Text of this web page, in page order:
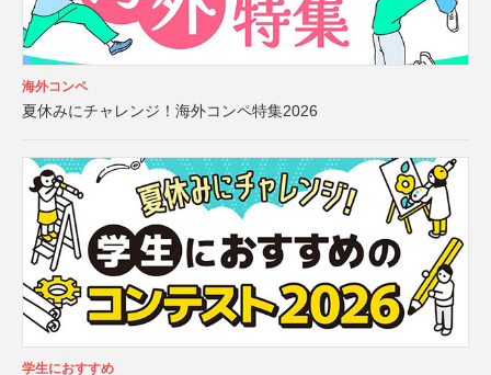
海外コンペ
夏休みにチャレンジ！海外コンペ特集2026
学生におすすめ